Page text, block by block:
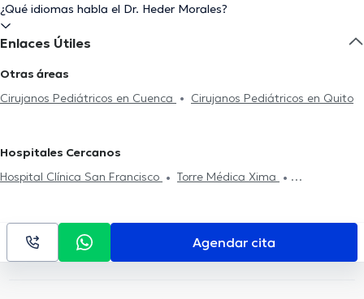
¿Qué idiomas habla el Dr. Heder Morales?
Enlaces Útiles
Otras áreas
Cirujanos Pediátricos en Cuenca
Cirujanos Pediátricos en Quito
Hospitales Cercanos
Hospital Clínica San Francisco
Torre Médica Xima
Vision GYE Sucursal Norte
Agendar cita